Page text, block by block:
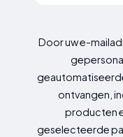
Door uw e-
ontvangen,
producten
geselecteerde